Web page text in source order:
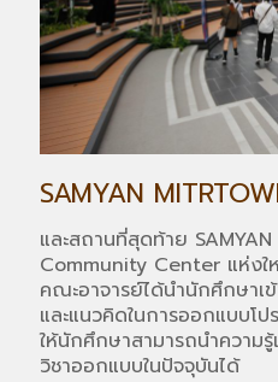
SAMYAN
และสถานที่สุดท้าย SAMYAN
Community Center แห่งใ
คณะอาจารย์ได้นำนักศึกษาเ
และแนวคิดในการออกแบบโ
ให้นักศึกษาสามารถนำความ
วิชาออกแบบในปัจจุบันได้